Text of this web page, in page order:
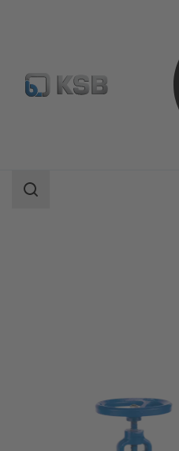
Katalóg produktov
Oblasť